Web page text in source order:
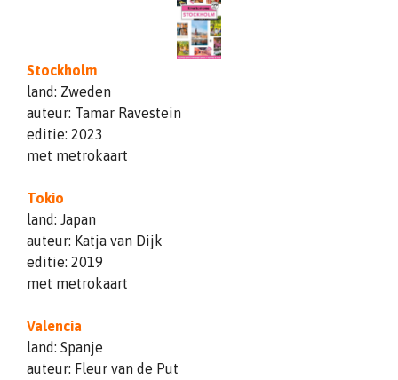
Stockholm
land: Zweden
auteur: Tamar Ravestein
editie: 2023
met metrokaart
Tokio
land: Japan
auteur: Katja van Dijk
editie: 2019
met metrokaart
Valencia
land: Spanje
auteur: Fleur van de Put